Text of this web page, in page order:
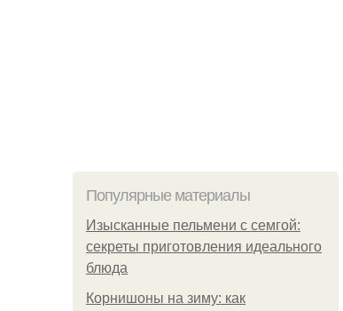
Популярные материалы
Изысканные пельмени с семгой:
секреты приготовления идеального
блюда
Корнишоны на зиму: как